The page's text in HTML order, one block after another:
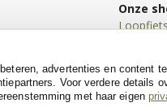
Onze
advertenties en content
Voor verdere details
met haar eigen